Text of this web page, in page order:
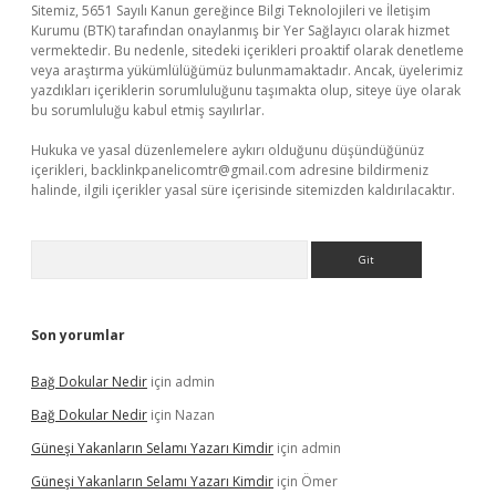
Sitemiz, 5651 Sayılı Kanun gereğince Bilgi Teknolojileri ve İletişim
Kurumu (BTK) tarafından onaylanmış bir Yer Sağlayıcı olarak hizmet
vermektedir. Bu nedenle, sitedeki içerikleri proaktif olarak denetleme
veya araştırma yükümlülüğümüz bulunmamaktadır. Ancak, üyelerimiz
yazdıkları içeriklerin sorumluluğunu taşımakta olup, siteye üye olarak
bu sorumluluğu kabul etmiş sayılırlar.
Hukuka ve yasal düzenlemelere aykırı olduğunu düşündüğünüz
içerikleri, backlinkpanelicomtr@gmail.com adresine bildirmeniz
halinde, ilgili içerikler yasal süre içerisinde sitemizden kaldırılacaktır.
Son yorumlar
Bağ Dokular Nedir için admin
Bağ Dokular Nedir için Nazan
Güneşi Yakanların Selamı Yazarı Kimdir için admin
Güneşi Yakanların Selamı Yazarı Kimdir için Ömer